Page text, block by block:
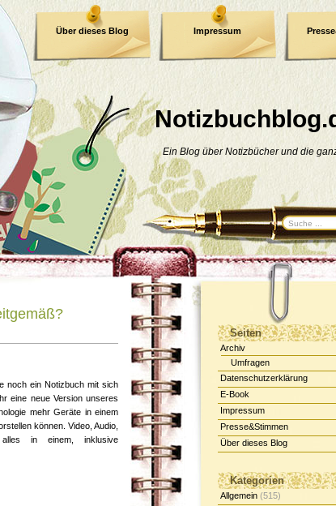
Ein Blog über Notizbücher und die
Über dieses Blog Impressum
Datenschutzerklärung
noch ein Notizbuch mit sich
eine neue Version unseres
mehr Geräte in einem
können. Video, Audio,
alles in einem, inklusive
Seiten
Archiv
Umfragen
Datenschutzerklärung
E-Book
Impressum
Presse&Stimmen
Über dieses Blog
Kategorien
Allgemein (515)